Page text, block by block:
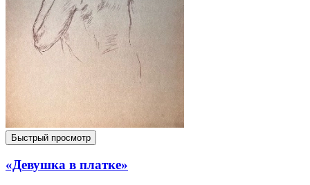
Быстрый просмотр
«Девушка в платке»